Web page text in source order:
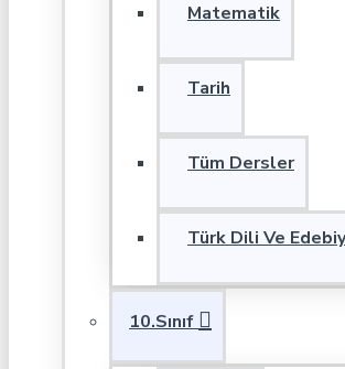
Matematik
Tarih
Tüm Dersler
Türk Dili Ve
10.Sınıf